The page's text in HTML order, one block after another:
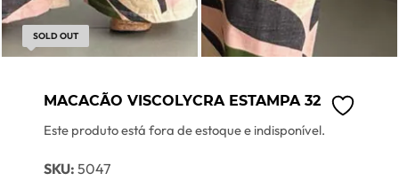
SOLD OUT
MACACÃO VISCOLYCRA ESTAMPA 32
Este produto está fora de estoque e indisponível.
SKU: 5047